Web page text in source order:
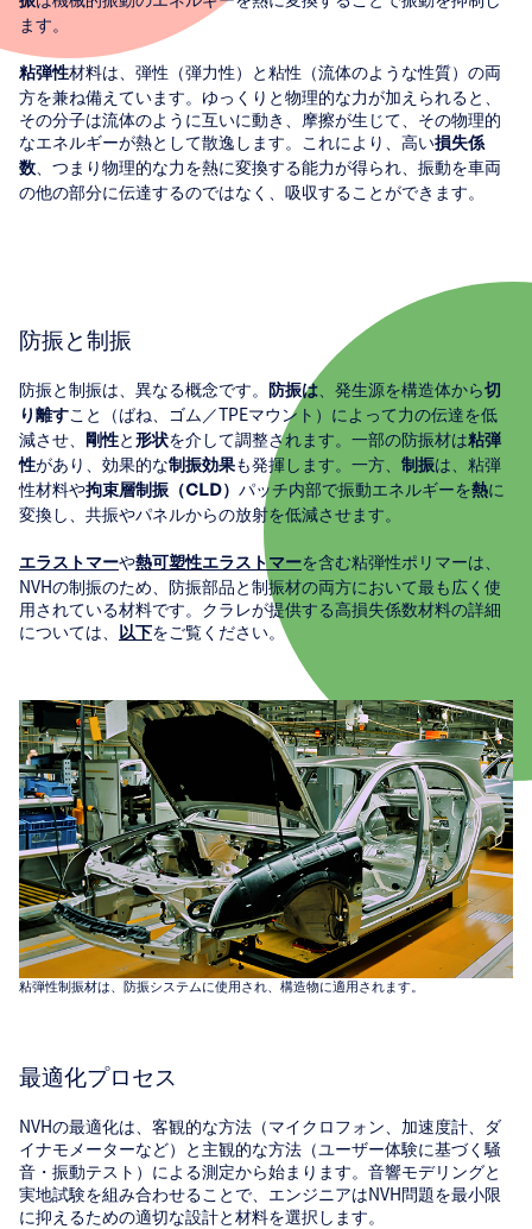
ます。
粘弾性材料は、弾性（弾力性）と粘性（流体のような性質）の両
方を兼ね備えています。ゆっくりと物理的な力が加えられると、
その分子は流体のように互いに動き、摩擦が生じて、その物理的
なエネルギーが熱として散逸します。これにより、高い損失係
数
、つまり物理的な力を熱に変換する能力が得られ、振動を車両
の他の部分に伝達するのではなく、吸収することができます。
防振と制振
防振と制振は、異なる概念です。 防振は 、発生源を構造体から切
り離すこと（ばね、ゴム／TPEマウント）によって力の伝達を低
減させ、
剛性と形状を介して調整されます。一部の防振材は粘弾
性があり、効果的な制振効果も発揮します。一方、 制振は、粘弾
性材料や拘束層制振（CLD） パッチ内部で振動エネルギーを熱に
変換し、共振やパネルからの放射を低減させます。
エラストマーや熱可塑性エラストマーを含む粘弾性ポリマーは、
NVHの制振のため、防振部品と制振材の両方において最も広く使
用されている材料です。クラレが提供する高損失係数材料の詳細
については、
以下をご覧ください。
粘弾性制振材は、防振システムに使用され、構造物に適用されます。
最適化プロセス
NVHの最適化は、客観的な方法（マイクロフォン、加速度計、ダ
イナモメーターなど）と主観的な方法（ユーザー体験に基づく騒
音・振動テスト）による測定から始まります。音響モデリングと
実地試験を組み合わせることで、エンジニアはNVH問題を最小限
に抑えるための適切な設計と材料を選択します。